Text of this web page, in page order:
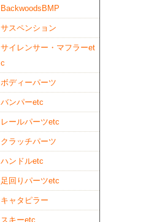
BackwoodsBMP
サスペンション
サイレンサー・マフラーet
c
ボディーパーツ
バンパーetc
レールパーツetc
クラッチパーツ
ハンドルetc
足回りパーツetc
キャタピラー
スキーetc